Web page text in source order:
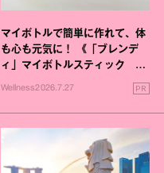
マイボトルで簡単に作れて、体
も心も元気に！ 《「ブレンデ
ィ」マイボトルスティック い
いこと毎日》シリーズが誕生
Wellness2026.7.27 PR